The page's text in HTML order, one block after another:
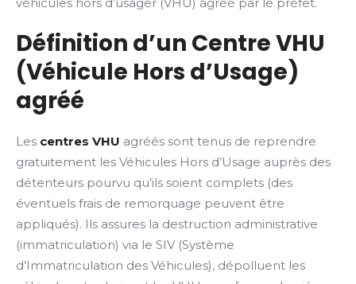
Définition d’un Centre VHU
(Véhicule Hors d’Usage)
agréé
Les centres VHU agréés sont tenus de reprendre
gratuitement les Véhicules Hors d’Usage auprès des
détenteurs pourvu qu’ils soient complets (des
éventuels frais de remorquage peuvent être
appliqués). Ils assures la destruction administrative
(immatriculation) via le SIV (Système
d’Immatriculation des Véhicules), dépolluent les